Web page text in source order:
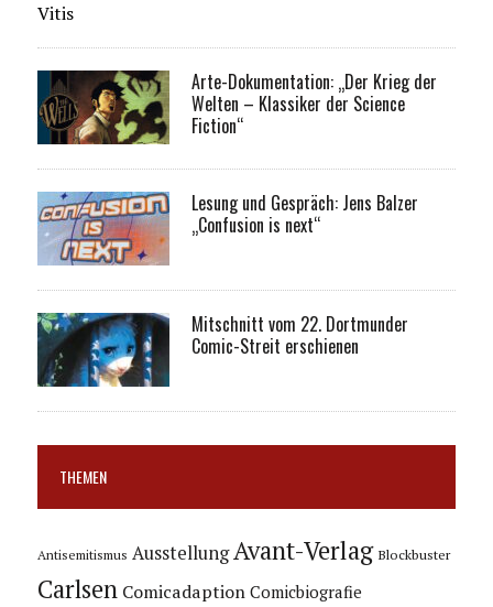
Vitis
Arte-Dokumentation: „Der Krieg der
Welten – Klassiker der Science
Fiction“
Lesung und Gespräch: Jens Balzer
„Confusion is next“
Mitschnitt vom 22. Dortmunder
Comic-Streit erschienen
THEMEN
Antisemitismus Ausstellung Avant-Verlag Blockbuster
Carlsen Comicadaption Comicbiografie